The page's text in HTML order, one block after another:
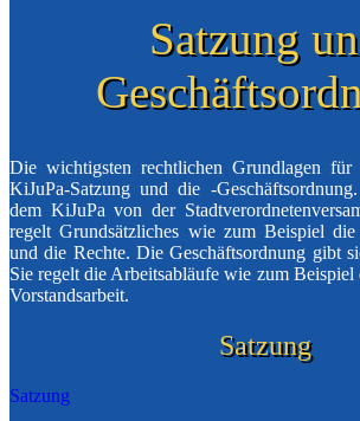
Satzung
Die wichtigsten rechtlichen Grundlagen
KiJuPa-Satzung und die -
dem KiJuPa von der
regelt Grundsätzliches wie zum Beispiel
und die Rechte. Die Geschäftsordnung gibt
Sie regelt die Arbeitsabläufe wie zum
Vorstandsarbeit.
Satzung
Satzung